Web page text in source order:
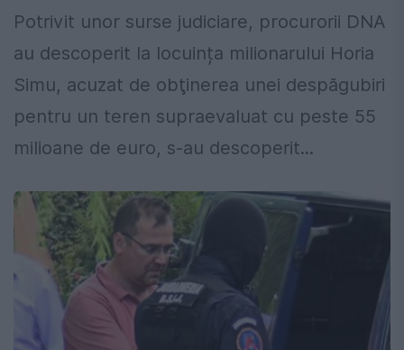
Potrivit unor surse judiciare, procurorii DNA
au descoperit la locuința milionarului Horia
Simu, acuzat de obţinerea unei despăgubiri
pentru un teren supraevaluat cu peste 55
milioane de euro, s-au descoperit...